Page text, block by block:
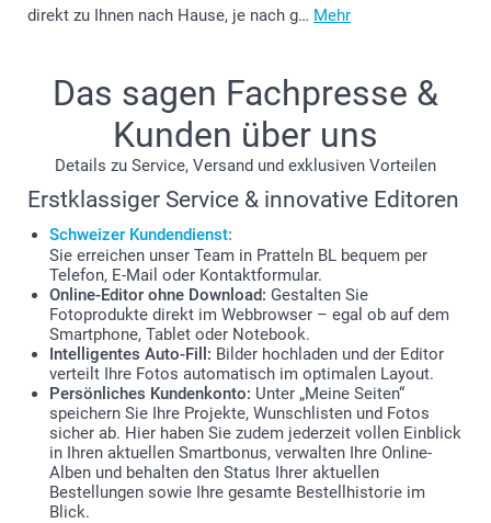
direkt zu Ihnen nach Hause, je nach g… Mehr
Das sagen Fachpresse &
Kunden über uns
Details zu Service, Versand und exklusiven Vorteilen
Erstklassiger Service & innovative Editoren
Schweizer Kundendienst:
Sie erreichen unser Team in Pratteln BL bequem per
Telefon, E-Mail oder Kontaktformular.
Online-Editor ohne Download: Gestalten Sie
Fotoprodukte direkt im Webbrowser – egal ob auf dem
Smartphone, Tablet oder Notebook.
Intelligentes Auto-Fill: Bilder hochladen und der Editor
verteilt Ihre Fotos automatisch im optimalen Layout.
Persönliches Kundenkonto: Unter „Meine Seiten“
speichern Sie Ihre Projekte, Wunschlisten und Fotos
sicher ab. Hier haben Sie zudem jederzeit vollen Einblick
in Ihren aktuellen Smartbonus, verwalten Ihre Online-
Alben und behalten den Status Ihrer aktuellen
Bestellungen sowie Ihre gesamte Bestellhistorie im
Blick.